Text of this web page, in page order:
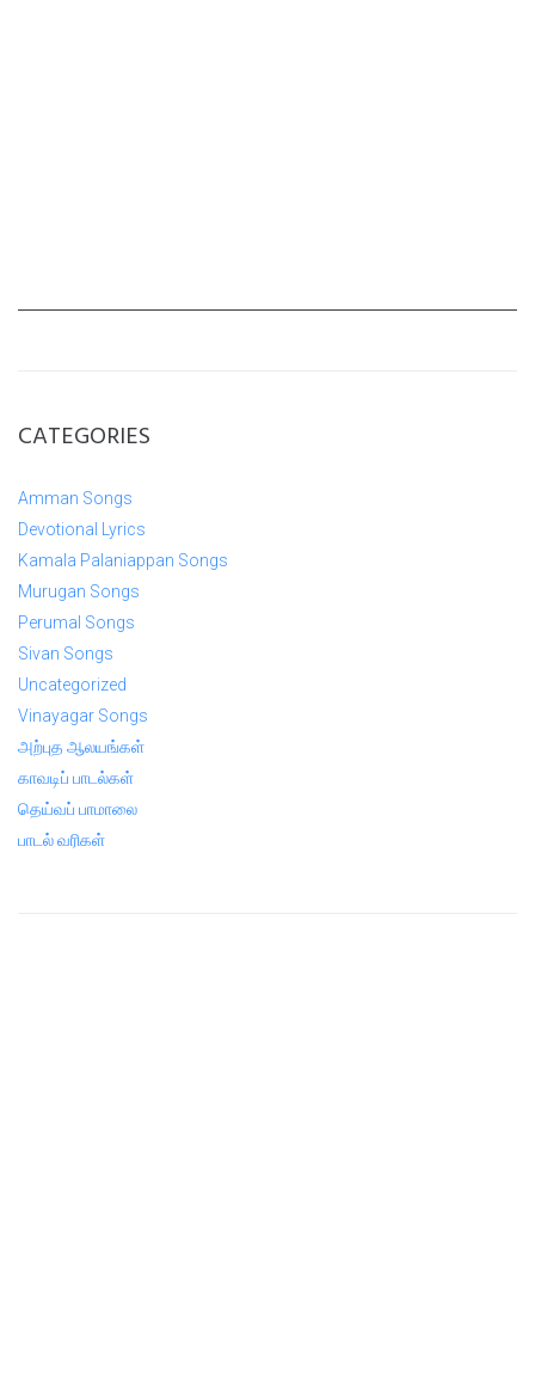
CATEGORIES
Amman Songs
Devotional Lyrics
Kamala Palaniappan Songs
Murugan Songs
Perumal Songs
Sivan Songs
Uncategorized
Vinayagar Songs
அற்புத ஆலயங்கள்
காவடிப் பாடல்கள்
தெய்வப் பாமாலை
பாடல் வரிகள்